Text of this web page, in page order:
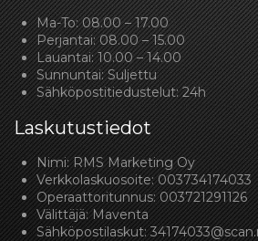
Ma-To: 08.00 – 17.00
Perjantai: 08.00 – 15.00
Lauantai: 10.00 – 14.00
Sunnuntai: Suljettu
Sähköpostitiedustelut: 24h
Laskutustiedot
Nimi: RMS Marketing Oy
Verkkolaskuosoite: 003734174033
Operaattoritunnus: 003721291126
Välittäjä: Maventa
Sähköpostilaskut: